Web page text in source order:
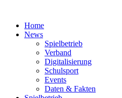
Home
News
Spielbetrieb
Verband
Digitalisierung
Schulsport
Events
Daten & Fakten